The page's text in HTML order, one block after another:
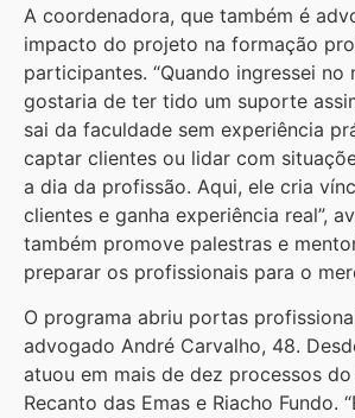
A coordenadora, que também é
impacto do projeto na formação
participantes. “Quando ingressei no
gostaria de ter tido um suporte
sai da faculdade sem experiência
captar clientes ou lidar com
a dia da profissão. Aqui, ele cria
clientes e ganha experiência real”,
também promove palestras e
preparar os profissionais para o
O programa abriu portas
advogado André Carvalho, 48.
atuou em mais de dez processos
Recanto das Emas e Riacho Fundo.